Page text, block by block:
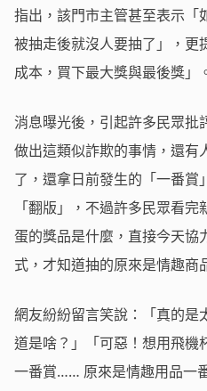
指出，該門市主管甚至表示「
被抽走後就沒人要抽了」，更
成本，買下最大獎與最後獎」
消息曝光後，引起許多民眾批
做出這類似詐欺的事情，還有
了，還拿日前發生的「一番賞
「翻版」，不過許多民眾看
蛋的獎品是什麼，直接今天協
式，才知道抽的原來是情趣商
網友紛紛留言笑說：「真的是
道是啥？」「可惡！想用飛機
一番賞…… 原來是情趣用品一